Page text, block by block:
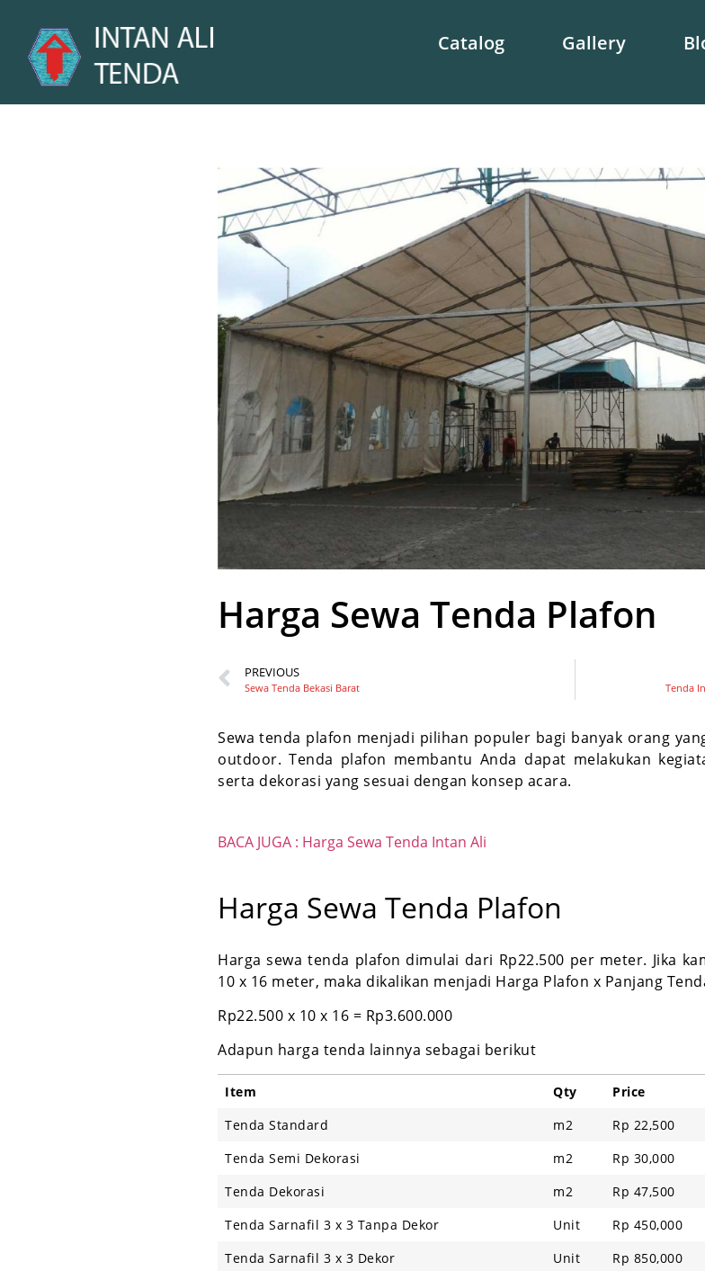
Catalog Gallery
Harga Sewa Tenda Plafon
PREVIOUS
Sewa Tenda Bekasi Barat Tenda
Sewa tenda plafon menjadi pilihan populer bagi banyak orang
outdoor. Tenda plafon membantu Anda dapat melakukan
serta dekorasi yang sesuai dengan konsep acara.
BACA JUGA : Harga Sewa Tenda Intan Ali
Harga Sewa Tenda Plafon
Harga sewa tenda plafon dimulai dari Rp22.500 per meter. Jika
10 x 16 meter, maka dikalikan menjadi Harga Plafon x Panjang
Rp22.500 x 10 x 16 = Rp3.600.000
Adapun harga tenda lainnya sebagai berikut
Item Qty Price
Tenda Standard
m2 Rp 22,500
Tenda Semi Dekorasi
m2 Rp 30,000
Tenda Dekorasi
m2 Rp 47,500
Tenda Sarnafil 3 x 3 Tanpa Dekor
Unit
Rp 450,000
Tenda Sarnafil 3 x 3 Dekor
Unit
Rp 850,000